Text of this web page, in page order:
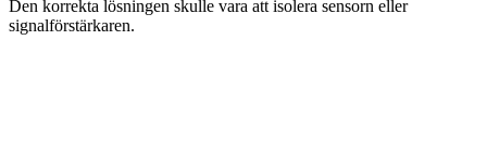
Den korrekta lösningen skulle vara att isolera sensorn eller
signalförstärkaren.